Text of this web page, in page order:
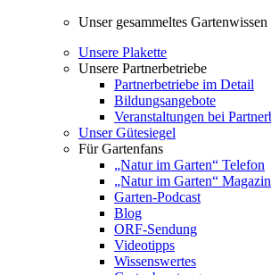
Unser gesammeltes
Unsere Plakette
Unsere Partnerbetriebe
Partnerbetriebe im Detail
Bildungsangebote
Veranstaltungen bei
Unser Gütesiegel
Für Gartenfans
„Natur im Garten“ Telefon
„Natur im Garten“ Magazin
Garten-Podcast
Blog
ORF-Sendung
Videotipps
Wissenswertes